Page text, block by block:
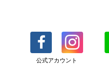
公式アカウント